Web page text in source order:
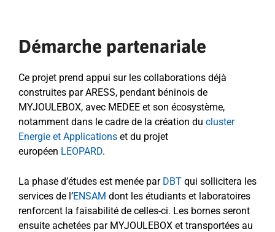
Démarche partenariale
Ce projet prend appui sur les collaborations déjà
construites par ARESS, pendant béninois de
MYJOULEBOX, avec MEDEE et son écosystème,
notamment dans le cadre de la création du cluster
Energie et Applications et du projet
européen LEOPARD.
La phase d’études est menée par DBT qui sollicitera les
services de l’ENSAM dont les étudiants et laboratoires
renforcent la faisabilité de celles-ci. Les bornes seront
ensuite achetées par MYJOULEBOX et transportées au